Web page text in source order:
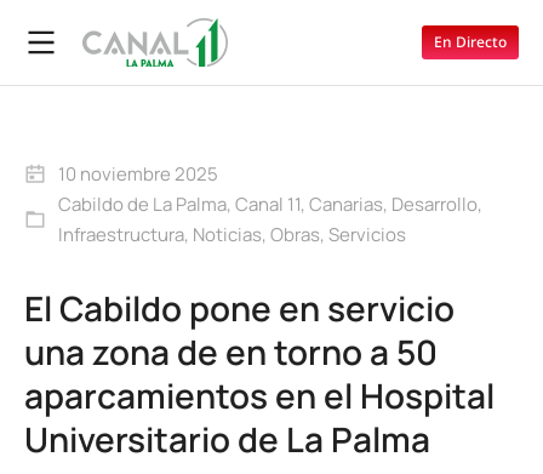
En Directo
10 noviembre 2025
Cabildo de La Palma, Canal 11, Canarias, Desarrollo,
Infraestructura, Noticias, Obras, Servicios
El Cabildo pone en servicio
una zona de en torno a 50
aparcamientos en el Hospital
Universitario de La Palma